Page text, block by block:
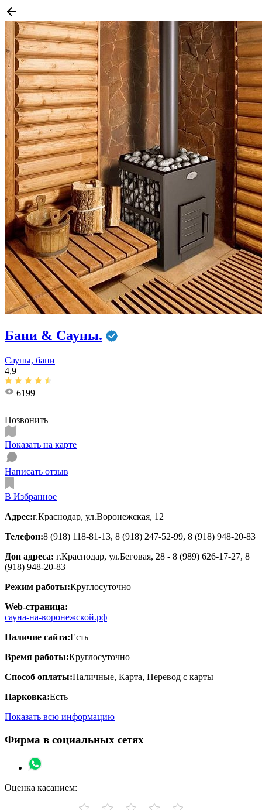
Бани & Сауны.
Сауны, бани
4,9
6199
Позвонить
Показать на карте
Написать отзыв
В Избранное
Адрес:г.Краснодар, ул.Воронежская, 12
Телефон:8 (918) 118-81-13, 8 (918) 247-52-99, 8 (918) 948-20-83
Доп адреса: г.Краснодар, ул.Беговая, 28 - 8 (989) 626-17-27, 8
(918) 948-20-83
Режим работы:Круглосуточно
Web-страница:
сауна-на-воронежской.рф
Наличие сайта:Есть
Время работы:Круглосуточно
Способ оплаты:Наличные, Карта, Перевод с карты
Парковка:Есть
Показать всю информацию
Фирма в социальных сетях
Оценка касанием: